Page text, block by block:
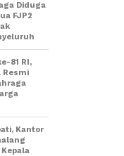
Diduga
FJP2
81 RI,
Resmi
Kantor
Kepala